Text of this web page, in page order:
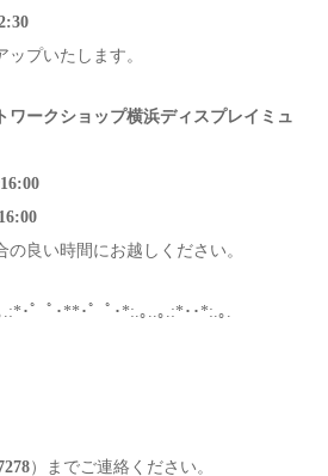
ップいたします。
ワークショップ横浜ディスプレイミュ
良い時間にお越しください。
･゜ﾟ･**･゜ﾟ･*:.｡..｡.:*･･*:.｡.
）までご連絡ください。